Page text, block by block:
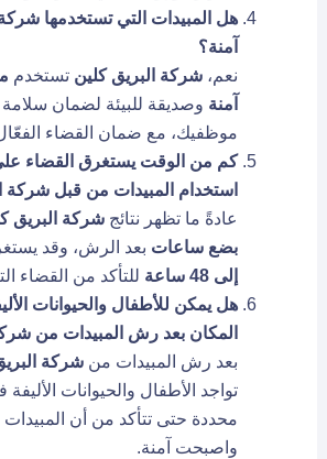
هل المبيدات التي تستخدمها
آمنة؟
نعم، شركة البريق كلين تستخدم
آمنة وصديقة للبيئة لضمان سلامة
موظفيك، مع ضمان القضاء
كم من الوقت يستغرق القضاء
استخدام المبيدات من قبل شركة
عادةً ما تظهر نتائج شركة البريق
بضع ساعات بعد الرش، وقد
إلى 48 ساعة
للتأكد من القضاء
هل يمكن للأطفال والحيوانات
المكان بعد رش المبيدات من
بعد رش المبيدات من شركة
تواجد الأطفال والحيوانات
محددة حتى تتأكد من أن
واصبحت آمنة.